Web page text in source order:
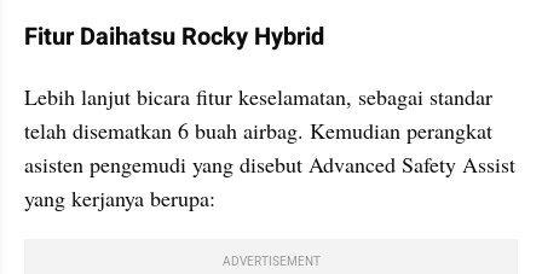
Fitur Daihatsu Rocky Hybrid
Lebih lanjut bicara fitur keselamatan, sebagai standar
telah disematkan 6 buah airbag. Kemudian perangkat
asisten pengemudi yang disebut Advanced Safety Assist
yang kerjanya berupa:
ADVERTISEMENT